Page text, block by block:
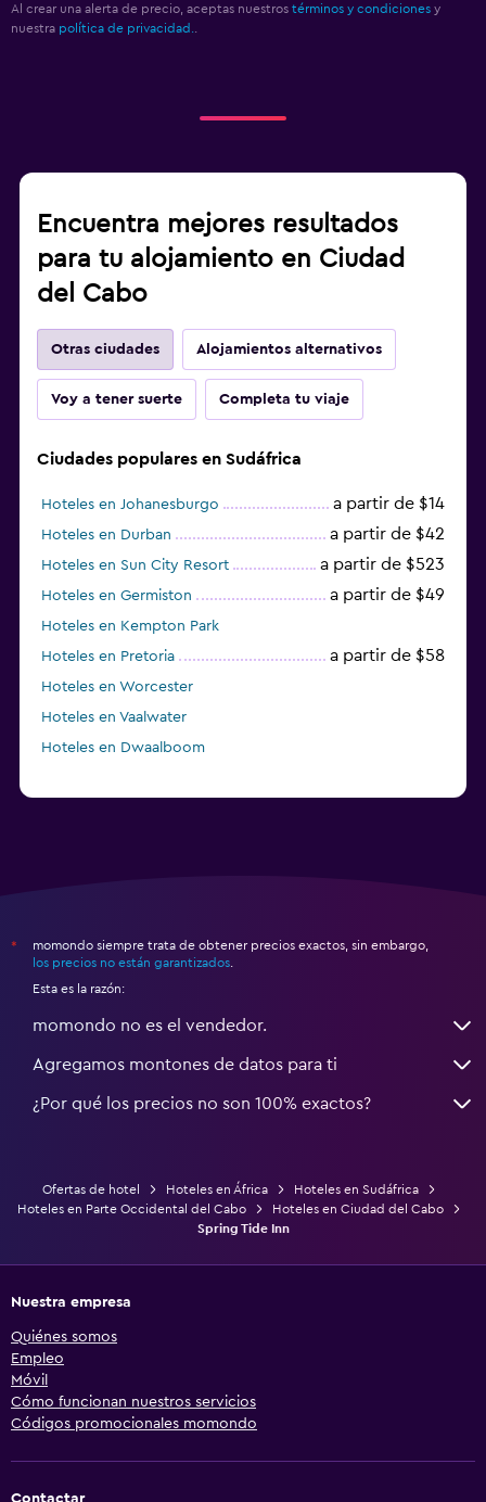
Al crear una alerta de precio, aceptas nuestros términos y condiciones y
nuestra política de privacidad.
Encuentra mejores resultados
para tu alojamiento en Ciudad
del Cabo
Otras ciudades Alojamientos alternativos
Voy a tener suerte Completa tu viaje
Ciudades populares en Sudáfrica
Hoteles en Johanesburgo a partir de $14
Hoteles en Durban a partir de $42
Hoteles en Sun City Resort a partir de $523
Hoteles en Germiston a partir de $49
Hoteles en Kempton Park
Hoteles en Pretoria
a partir de $58
Hoteles en Worcester
Hoteles en Vaalwater
Hoteles en Dwaalboom
*
momondo siempre trata de obtener precios exactos, sin embargo,
los precios no están garantizados
Esta es la razón:
momondo no es el vendedor.
Agregamos montones de datos para ti
¿Por qué los precios no son 100% exactos?
Ofertas de hotel Hoteles en África
Hoteles en Sudáfrica
Hoteles en Parte Occidental del Cabo
Hoteles en Ciudad del Cabo
Spring Tide Inn
Nuestra empresa
Quiénes somos
Empleo
Móvil
Cómo funcionan nuestros servicios
Códigos promocionales momondo
Contactar